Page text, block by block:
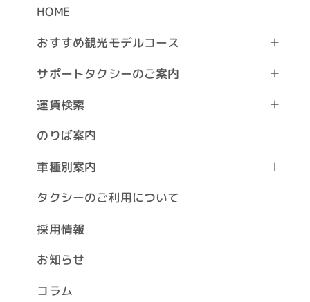
HOME
おすすめ観光モデルコース
サポートタクシーのご案内
運賃検索
のりば案内
車種別案内
タクシーのご利用について
採用情報
お知らせ
コラム